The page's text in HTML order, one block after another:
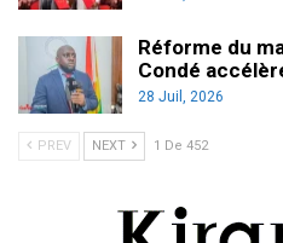
Réforme du
Condé
28 Juil, 2026
PREV NEXT 1 De 452